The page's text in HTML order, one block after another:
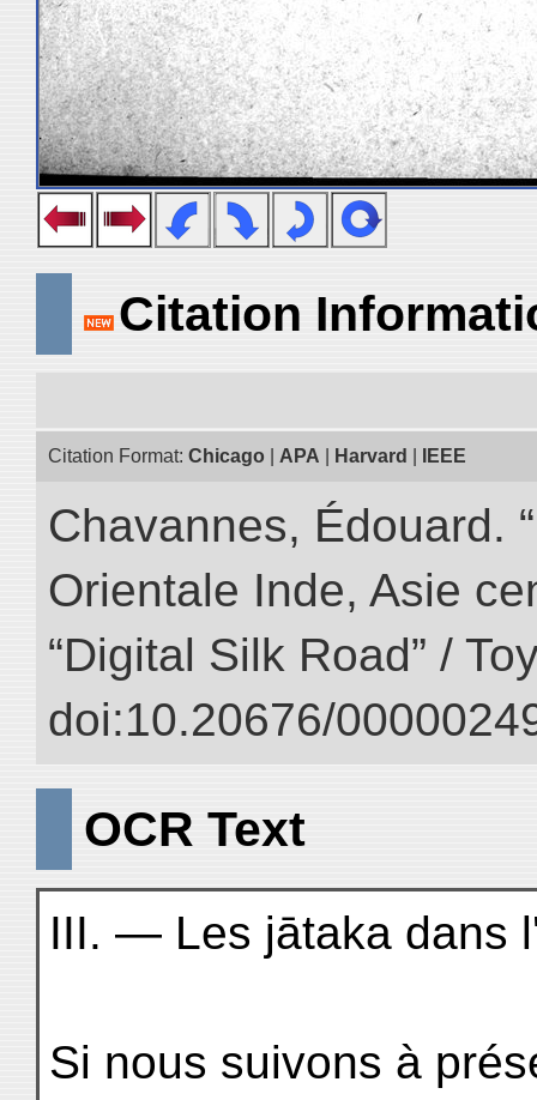
Citation
Citation Format: Chicago APA Harvard IEEE
Chavannes, Édouard.
Orientale Inde, Asie
“Digital Silk Road” /
doi:10.20676/
OCR Text
III. — Les jātaka dans
Si nous suivons à